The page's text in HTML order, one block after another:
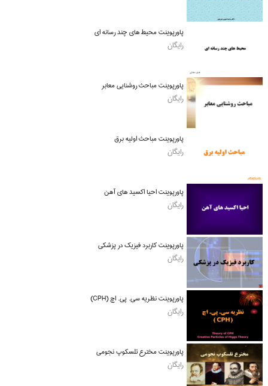
پاورپوینت محیط های چند رسانه ای
رایگان
پاورپوینت مباحث روشنایی معابر
رایگان
پاورپوینت مباحث اولیه برق
رایگان
پاورپوینت احیا اکسید های آهن
رایگان
پاورپوینت کاربرد فیزیک در پزشکی
رایگان
پاورپوینت نظریه سی. پی. اچ (CPH)
رایگان
پاورپوینت مخترع تلسکوپ نجومی
رایگان